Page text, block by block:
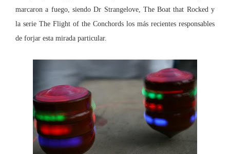
marcaron a fuego, siendo Dr Strangelove, The Boat that Rocked y
la serie The Flight of the Conchords los más recientes responsables
de forjar esta mirada particular.